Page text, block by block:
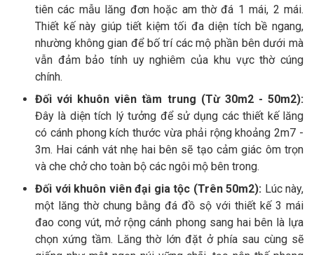
tiên các mẫu lăng đơn hoặc am thờ đá 1 mái, 2 mái.
Thiết kế này giúp tiết kiệm tối đa diện tích bề ngang,
nhường không gian để bố trí các mộ phần bên dưới mà
vẫn đảm bảo tính uy nghiêm của khu vực thờ cúng
chính.
Đối với khuôn viên tầm trung (Từ 30m2 - 50m2):
Đây là diện tích lý tưởng để sử dụng các thiết kế lăng
có cánh phong kích thước vừa phải rộng khoảng 2m7 -
3m. Hai cánh vát nhẹ hai bên sẽ tạo cảm giác ôm trọn
và che chở cho toàn bộ các ngôi mộ bên trong.
Đối với khuôn viên đại gia tộc (Trên 50m2): Lúc này,
một lăng thờ chung bằng đá đồ sộ với thiết kế 3 mái
đao cong vút, mở rộng cánh phong sang hai bên là lựa
chọn xứng tầm. Lăng thờ lớn đặt ở phía sau cùng sẽ